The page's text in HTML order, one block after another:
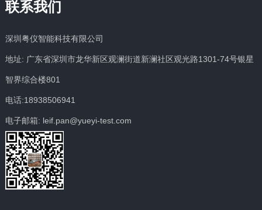
联系我们
深圳粤仪智能科技有限公司
地址: 广东省深圳市龙华新区观澜街道新澜社区观光路1301-74号银星
智界综合楼801
电话:18938506941
电子邮箱: leif.pan@yueyi-test.com